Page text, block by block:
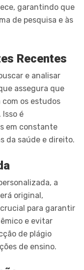
garantindo que
de pesquisa e às
Recentes
e analisar
assegura que
os estudos
Isso é
em constante
da saúde e direito.
a
original,
para garantir
e evitar
de plágio
de ensino.